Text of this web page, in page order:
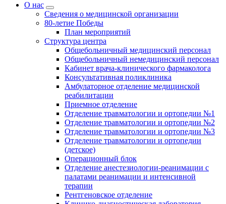
О нас
Сведения о медицинской организации
80-летие Победы
План мероприятий
Структура центра
Общебольничный медицинский персонал
Общебольничный немедицинский персонал
Кабинет врача-клинического фармаколога
Консультативная поликлиника
Амбулаторное отделение медицинской
реабилитации
Приемное отделение
Отделение травматологии и ортопедии №1
Отделение травматологии и ортопедии №2
Отделение травматологии и ортопедии №3
Отделение травматологии и ортопедии
(детское)
Операционный блок
Отделение анестезиологии-реанимации с
палатами реанимации и интенсивной
терапии
Рентгеновское отделение